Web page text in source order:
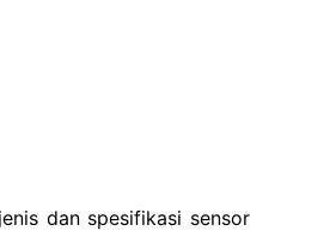
dan spesifikasi sensor